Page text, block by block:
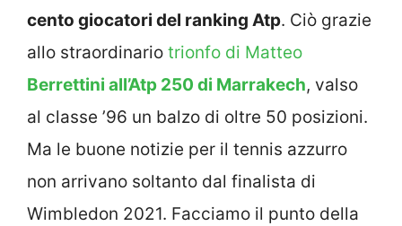
cento giocatori del ranking Atp. Ciò grazie
allo straordinario trionfo di Matteo
Berrettini all’Atp 250 di Marrakech, valso
al classe ’96 un balzo di oltre 50 posizioni.
Ma le buone notizie per il tennis azzurro
non arrivano soltanto dal finalista di
Wimbledon 2021. Facciamo il punto della